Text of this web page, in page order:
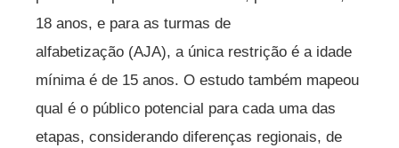
18 anos, e para as turmas de
alfabetização (AJA), a única restrição é a idade
mínima é de 15 anos. O estudo também mapeou
qual é o público potencial para cada uma das
etapas, considerando diferenças regionais, de